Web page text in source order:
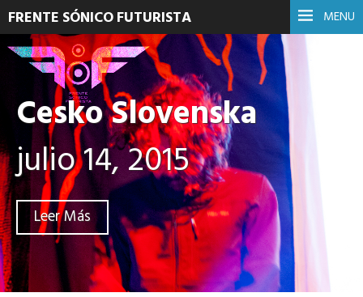
MENU
FRENTE SÓNICO FUTURISTA
Cesko Slovenska
julio 14, 2015
Leer Más